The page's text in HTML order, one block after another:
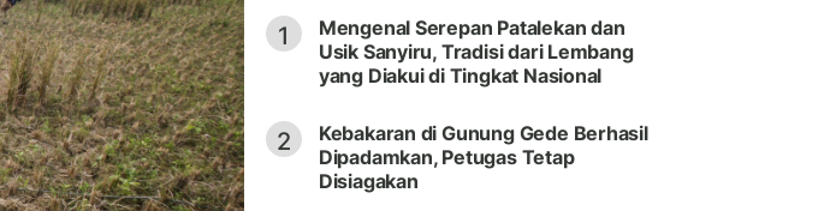
1
Mengenal Serepan Patalekan dan
Usik Sanyiru, Tradisi dari Lembang
yang Diakui di Tingkat Nasional
2
Kebakaran di Gunung Gede Berhasil
Dipadamkan, Petugas Tetap
Disiagakan